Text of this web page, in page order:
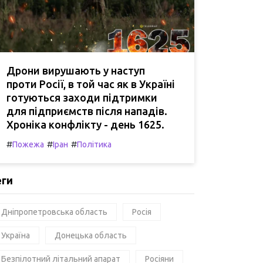
Дрони вирушають у наступ
проти Росії, в той час як в Україні
готуються заходи підтримки
для підприємств після нападів.
Хроніка конфлікту - день 1625.
#Пожежа #Іран #Політика
Дніпропетровська область Росія
Україна Донецька область
Безпілотний літальний апарат Росіяни